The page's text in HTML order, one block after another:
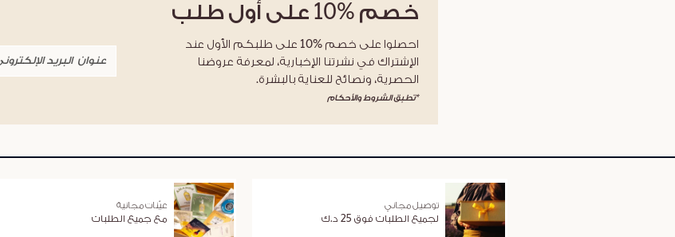
خصم %10 على أول طلب
احصلوا على خصم %10 على طلبكم الأول عند
الإشتراك في نشرتنا الإخبارية، لمعرفة عروضنا
الحصرية، ونصائح للعناية بالبشرة.
*تطبق الشروط والأحكام
توصيل مجاني
لجميع الطلبات فوق 25 د.ك
عيّنات مجانية
مع جميع الطلبات